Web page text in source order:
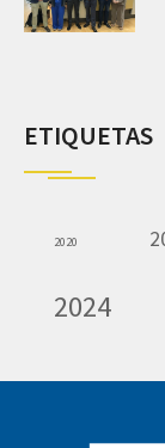
ETIQUETAS
2020
2024